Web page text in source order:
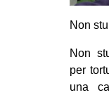
Non
Non
per
una